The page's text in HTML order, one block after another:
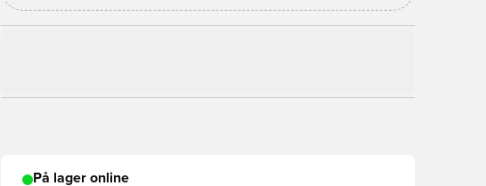
På lager online